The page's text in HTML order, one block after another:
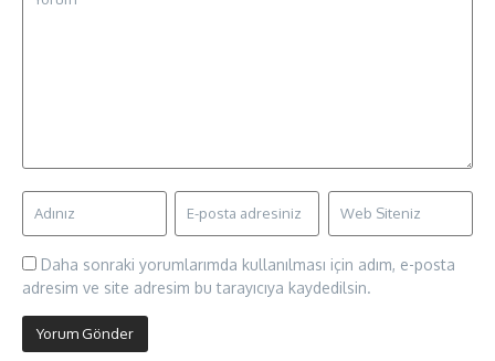
Daha sonraki yorumlarımda kullanılması için adım, e-posta
adresim ve site adresim bu tarayıcıya kaydedilsin.